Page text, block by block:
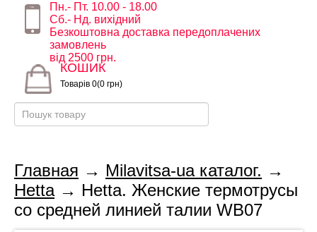
Пн.- Пт. 10.00 - 18.00
Сб.- Нд. вихідний
Безкоштовна доставка передоплачених
замовлень
від 2500 грн.
КОШИК
Товарів 0(0 грн)
Главная → Milavitsa-ua каталог. →
Hetta→ Hetta. Женские термотрусы
со средней линией талии WB07